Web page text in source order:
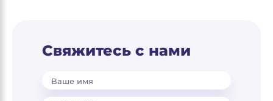
Свяжитесь с нами
Ваше имя